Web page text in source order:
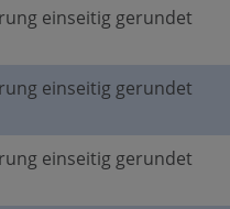
einseitig gerundet
einseitig gerundet
einseitig gerundet